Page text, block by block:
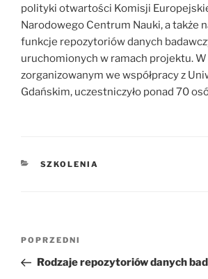
polityki otwartości Komisji
Narodowego Centrum Nauki, a także
funkcje repozytoriów danych
uruchomionych w ramach projektu.
zorganizowanym we współpracy z
Gdańskim, uczestniczyło ponad 70
KATEGORIE
SZKOLENIA
Nawigacja
Poprzedni
wpis
POPRZEDNI
Rodzaje repozytoriów danych